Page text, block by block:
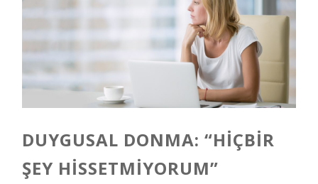
DUYGUSAL DONMA: “HIÇBIR
ŞEY HISSETMIYORUM”